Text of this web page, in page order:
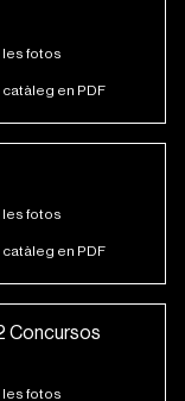
les fotos
catàleg en PDF
les fotos
catàleg en PDF
Concursos
les fotos